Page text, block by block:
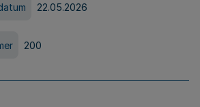
22.05.2026
200